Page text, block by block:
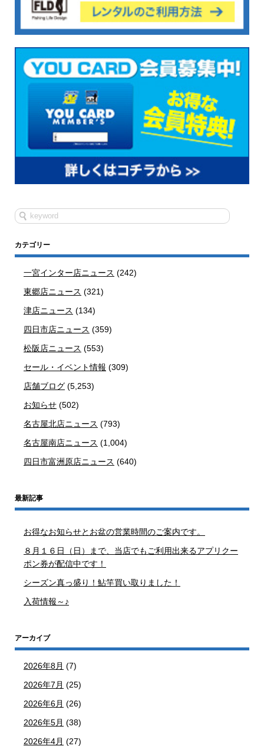
カテゴリー
一宮インター店ニュース (242)
東郷店ニュース (321)
津店ニュース (134)
四日市店ニュース (359)
松阪店ニュース (553)
セール・イベント情報 (309)
店舗ブログ (5,253)
お知らせ (502)
名古屋北店ニュース (793)
名古屋南店ニュース (1,004)
四日市富洲原店ニュース (640)
最新記事
お得なお知らせとお盆の営業時間のご案内です。
８月１６日（日）まで、当店でもご利用出来るアプリクー
ポン券が配信中です！
シーズン真っ盛り！鮎竿買い取りました！
入荷情報～♪
アーカイブ
2026年8月 (7)
2026年7月 (25)
2026年6月 (26)
2026年5月 (38)
2026年4月 (27)